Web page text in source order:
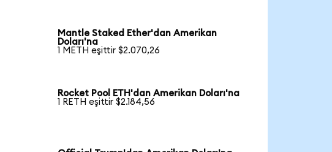
Mantle Staked Ether'dan Amerikan
Doları'na
1 METH eşittir $2.070,26
Rocket Pool ETH'dan Amerikan Doları'na
1 RETH eşittir $2.184,56